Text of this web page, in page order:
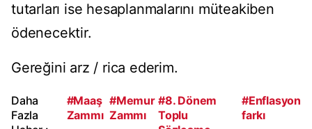
tutarları ise hesaplanmalarını müteakiben
ödenecektir.
Gereğini arz / rica ederim.
Daha
Fazla
#Maaş
Zammı
#Memur
Zammı
#8. Dönem
Toplu
#Enflasyon
farkı